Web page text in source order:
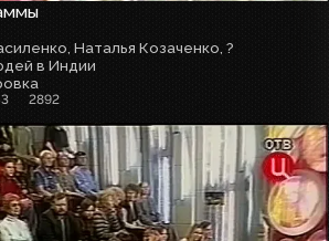
Наталья Козаченко, ?
в Индии
2892